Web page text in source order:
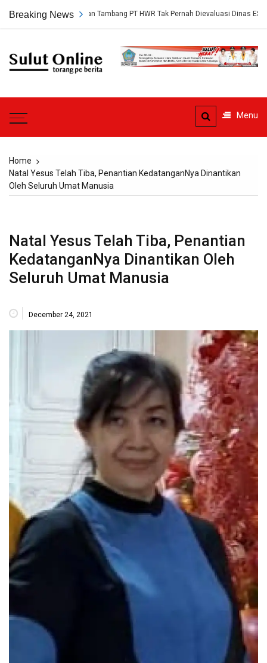
Breaking News
Persetujuan Tambang PT HWR Tak Pernah Dievaluasi Dinas ESDM
Sulut
Menu
Home
Natal Yesus Telah Tiba, Penantian KedatanganNya Dinantikan
Oleh Seluruh Umat Manusia
Natal Yesus Telah Tiba, Penantian
KedatanganNya Dinantikan Oleh
Seluruh Umat Manusia
December 24, 2021